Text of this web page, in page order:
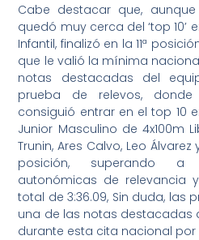
Cabe destacar que,
quedó muy cerca del ‘top 10’
Infantil, finalizó en la 11ª
que le valió la mínima
notas destacadas del
prueba de relevos,
consiguió entrar en el top 10
Junior Masculino de 4x100m
Trunin, Ares Calvo, Leo
posición, superando a
autonómicas de relevancia
total de 3:36.09, Sin duda, las
una de las notas destacadas
durante esta cita nacional por